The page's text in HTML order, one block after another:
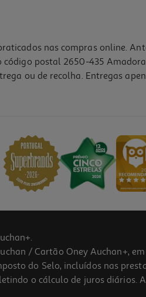
nas compras online.
postal 2650-435
ou de recolha. Entregas
/ Cartão Oney Auchan+,
do Selo, incluídos nas
o cálculo de juros diários.